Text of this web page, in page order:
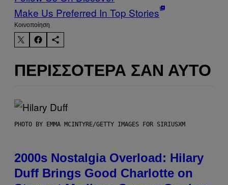
Make Us Preferred In Top Stories
Kοινοποίηση
ΠΕΡΙΣΣΌΤΕΡΑ ΣΑΝ ΑΥΤΌ
PHOTO BY EMMA MCINTYRE/GETTY IMAGES FOR SIRIUSXM
2000s Nostalgia Overload: Hilary
Duff Brings Good Charlotte on